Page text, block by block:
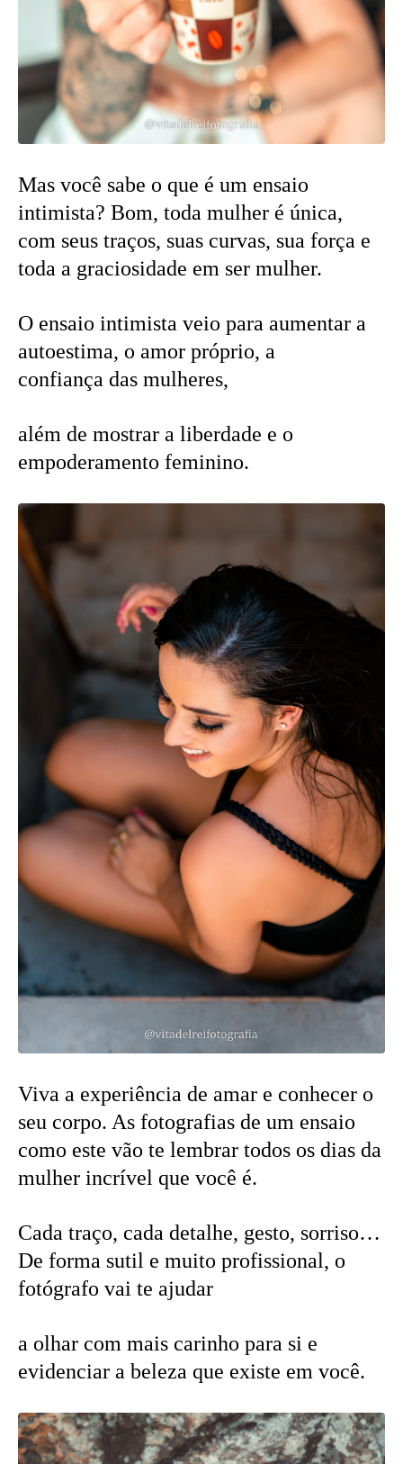
Mas você sabe o que é um ensaio
intimista? Bom, toda mulher é única,
com seus traços, suas curvas, sua força e
toda a graciosidade em ser mulher.
O ensaio intimista veio para aumentar a
autoestima, o amor próprio, a
confiança das mulheres,
além de mostrar a liberdade e o
empoderamento feminino.
Viva a experiência de amar e conhecer o
seu corpo. As fotografias de um ensaio
como este vão te lembrar todos os dias da
mulher incrível que você é.
Cada traço, cada detalhe, gesto, sorriso…
De forma sutil e muito profissional, o
fotógrafo vai te ajudar
a olhar com mais carinho para si e
evidenciar a beleza que existe em você.